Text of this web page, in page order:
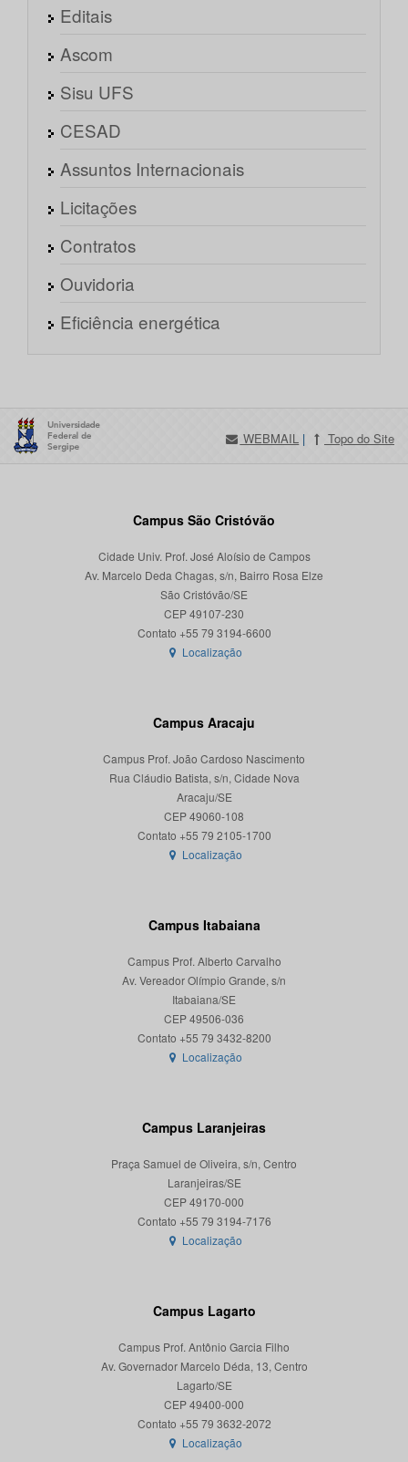
Editais
Ascom
Sisu UFS
CESAD
Assuntos Internacionais
Licitações
Contratos
Ouvidoria
Eficiência energética
WEBMAIL | Topo do Site
Campus São Cristóvão
Cidade Univ. Prof. José Aloísio de Campos
Av. Marcelo Deda Chagas, s/n, Bairro Rosa Elze
São Cristóvão/SE
CEP 49107-230
Localização
Campus Aracaju
Campus Prof. João Cardoso Nascimento
Rua Cláudio Batista, s/n, Cidade Nova
Aracaju/SE
CEP 49060-108
Localização
Campus Itabaiana
Campus Prof. Alberto Carvalho
Av. Vereador Olímpio Grande, s/n
Itabaiana/SE
CEP 49506-036
Localização
Campus Laranjeiras
Praça Samuel de Oliveira, s/n, Centro
Laranjeiras/SE
CEP 49170-000
Localização
Campus Lagarto
Campus Prof. Antônio Garcia Filho
Av. Governador Marcelo Déda, 13, Centro
Lagarto/SE
CEP 49400-000
Localização